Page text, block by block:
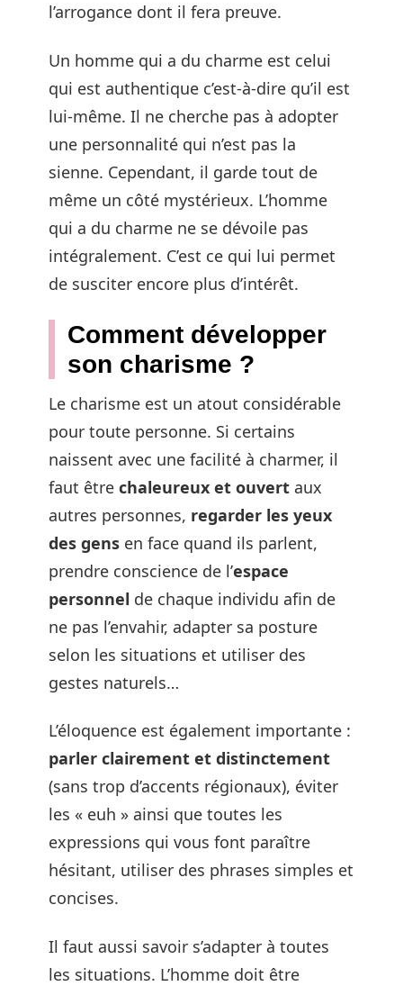
l’arrogance dont il fera preuve.
Un homme qui a du charme est celui
qui est authentique c’est-à-dire qu’il est
lui-même. Il ne cherche pas à adopter
une personnalité qui n’est pas la
sienne. Cependant, il garde tout de
même un côté mystérieux. L’homme
qui a du charme ne se dévoile pas
intégralement. C’est ce qui lui permet
de susciter encore plus d’intérêt.
Comment développer
son charisme ?
Le charisme est un atout considérable
pour toute personne. Si certains
naissent avec une facilité à charmer, il
faut être chaleureux et ouvert aux
autres personnes, regarder les yeux
des gens en face quand ils parlent,
prendre conscience de l’espace
personnel de chaque individu afin de
ne pas l’envahir, adapter sa posture
selon les situations et utiliser des
gestes naturels…
L’éloquence est également importante :
parler clairement et distinctement
(sans trop d’accents régionaux), éviter
les « euh » ainsi que toutes les
expressions qui vous font paraître
hésitant, utiliser des phrases simples et
concises.
Il faut aussi savoir s’adapter à toutes
les situations. L’homme doit être